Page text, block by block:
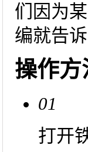
们因为
编就告
操作方
01
打开